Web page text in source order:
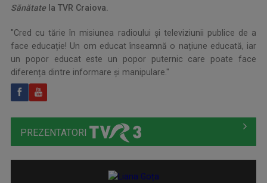
Sănătate la TVR Craiova.
"Cred cu tărie în misiunea radioului și televiziunii publice de a
face educație! Un om educat înseamnă o națiune educată, iar
un popor educat este un popor puternic care poate face
diferența dintre informare și manipulare."
PREZENTATORI